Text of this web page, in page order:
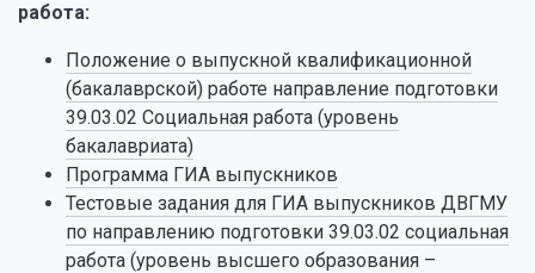
работа:
Положение о выпускной квалификационной
(бакалаврской) работе направление подготовки
39.03.02 Социальная работа (уровень
бакалавриата)
Программа ГИА выпускников
Тестовые задания для ГИА выпускников ДВГМУ
по направлению подготовки 39.03.02 социальная
работа (уровень высшего образования –